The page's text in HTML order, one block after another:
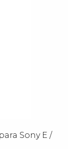
Sony E /